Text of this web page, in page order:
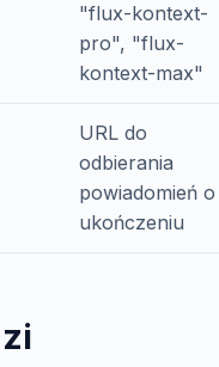
"flux-kontext-
pro", "flux-
kontext-max"
URL do
odbierania
powiadomień o
ukończeniu